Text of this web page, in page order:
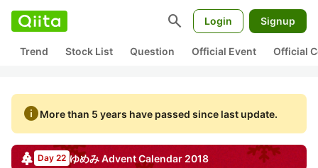
search Login Signup
Trend Stock List Question Official Event Official
infoMore than 5 years have passed since last update.
Day 22 ゆめみAdvent Calendar 2018